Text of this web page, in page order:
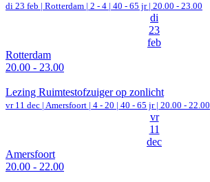
di 23 feb | Rotterdam | 2 - 4 | 40 - 65 jr | 20.00 - 23.00
di
23
feb
Rotterdam
20.00 - 23.00
Lezing Ruimtestofzuiger op zonlicht
vr 11 dec | Amersfoort | 4 - 20 | 40 - 65 jr | 20.00 - 22.00
vr
11
dec
Amersfoort
20.00 - 22.00